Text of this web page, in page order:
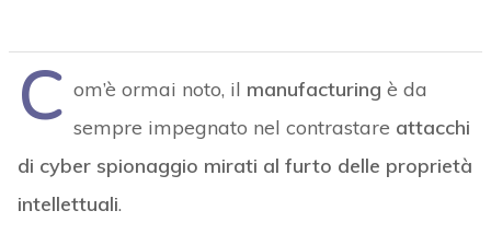
C om’è ormai noto, il manufacturing è da
sempre impegnato nel contrastare attacchi
di cyber spionaggio mirati al furto delle proprietà
intellettuali.